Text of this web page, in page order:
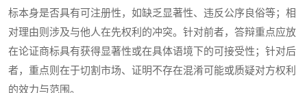
标本身是否具有可注册性，如缺乏显著性、违反公序良俗等；相
对理由则涉及与他人在先权利的冲突。针对前者，答辩重点应放
在论证商标具有获得显著性或在具体语境下的可接受性；针对后
者，重点则在于切割市场、证明不存在混淆可能或质疑对方权利
的效力与范围。